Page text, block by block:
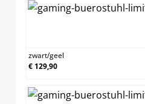
zwart/geel
€ 129,90